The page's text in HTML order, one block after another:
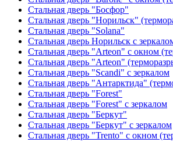
Стальная дверь "Босфор"
Стальная дверь "Норильск"
Стальная дверь "Solana"
Стальная дверь Норильск с
Стальная дверь "Arteon" с окном
Стальная дверь "Arteon"
Стальная дверь "Scandi" с зеркалом
Стальная дверь "Антарктида"
Стальная дверь "Forest"
Стальная дверь "Forest" с зеркалом
Стальная дверь "Беркут"
Стальная дверь "Беркут" с зеркалом
Стальная дверь "Trento" с окном